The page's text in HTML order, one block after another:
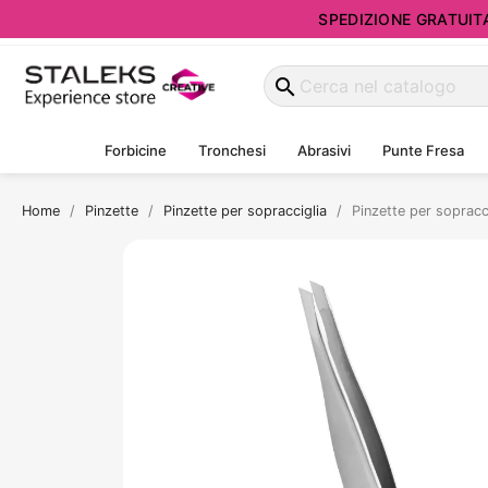
SPEDIZIONE
search
Forbicine Tronchesi Abrasivi Punte Fresa
Home Pinzette Pinzette per sopracciglia Pinzette per